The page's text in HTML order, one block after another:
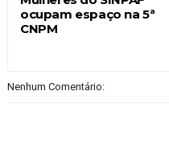
ocupam espaço na 5ª
CNPM
Nenhum Comentário: